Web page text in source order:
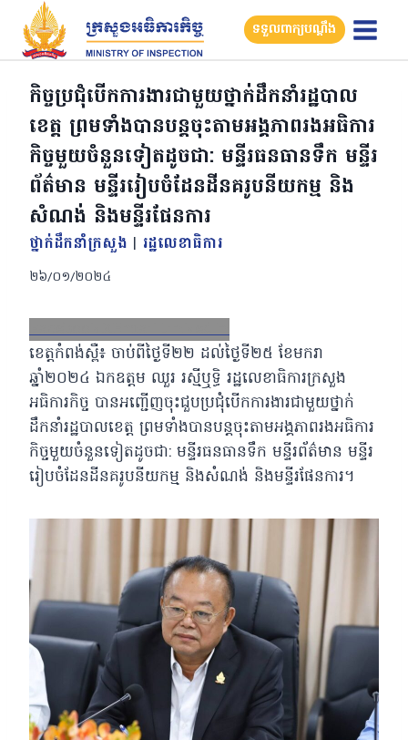
Skip
content
ទទួលពាក្យបណ្តឹង
កិច្ចប្រជុំបើកការងារជាមួយថ្នាក់ដឹកនាំរដ្ឋបាល
ខេត្ត ព្រមទាំងបានបន្តចុះតាមអង្គភាពរងអធិការ
កិច្ចមួយចំនួនទៀតដូចជា: មន្ទីរធនធានទឹក មន្ទីរ
ព័ត៌មាន មន្ទីររៀបចំដែនដីនគរូបនីយកម្ម និង
សំណង់ និងមន្ទីរផែនការ
ថ្នាក់ដឹកនាំក្រសួង | រដ្ឋលេខាធិការ
២៦/០១/២០២៤
FacebookXEmailLinkedIn
ខេត្តកំពង់ស្ពឺ៖ ចាប់ពីថ្ងៃទី២២ ដល់ថ្ងៃទី២៥ ខែមករា
ឆ្នាំ២០២៤ ឯកឧត្តម ឈួរ រស្មីឬទ្ធិ រដ្ឋលេខាធិការក្រសួង
អធិការកិច្ច បានអញ្ជើញចុះជួបប្រជុំបើកការងារជាមួយថ្នាក់
ដឹកនាំរដ្ឋបាលខេត្ត ព្រមទាំងបានបន្តចុះតាមអង្គភាពរងអធិការ
កិច្ចមួយចំនួនទៀតដូចជា: មន្ទីរធនធានទឹក មន្ទីរព័ត៌មាន មន្ទីរ
រៀបចំដែនដីនគរូបនីយកម្ម និងសំណង់ និងមន្ទីរផែនការ។